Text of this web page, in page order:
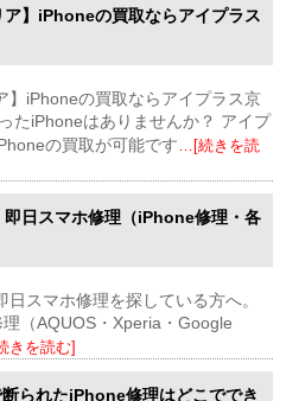
】iPhoneの買取ならアイプラス
】iPhoneの買取ならアイプラス京
たiPhoneはありませんか？ アイプ
の買取が可能です…[続きを読
日スマホ修理（iPhone修理・各
スマホ修理を探している方へ。
（AQUOS・Xperia・Google
きを読む]
られたiPhone修理はどこででき